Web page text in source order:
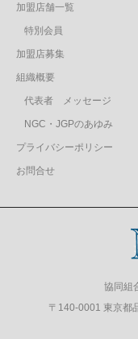
加盟店舗一覧
特別会員
加盟店募集
組織概要
代表者 メッセージ
NGC・JGPのあゆみ
プライバシーポリシー
お問合せ
協同組
〒140-0001 東京都